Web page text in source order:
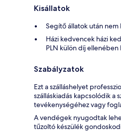
Kisállatok
Segítő állatok után
Házi kedvencek házi
PLN külön díj ellenében
Szabályzatok
Ezt a szálláshelyet
szálláskiadás kapcsolódik a
tevékenységéhez vagy
A vendégek nyugodtak
tűzoltó készülék